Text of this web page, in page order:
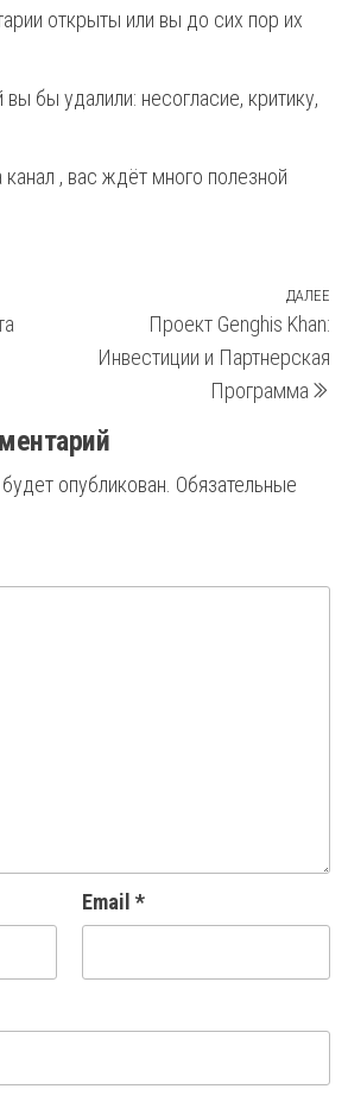
открыты или вы до сих пор их
бы удалили: несогласие, критику,
, вас ждёт много полезной
ДАЛЕЕ
Проект Genghis Khan:
Инвестиции и Партнерская
Программа
опубликован. Обязательные
Email *